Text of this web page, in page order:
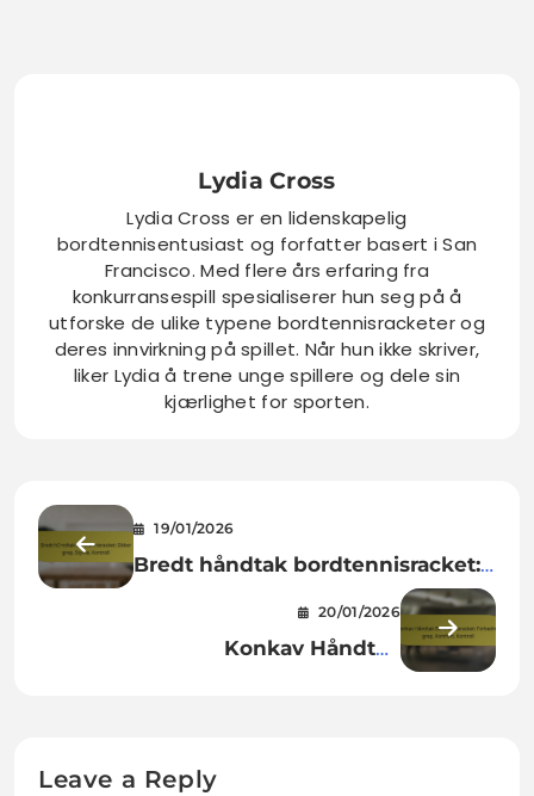
Lydia Cross
Lydia Cross er en lidenskapelig
bordtennisentusiast og forfatter basert i San
Francisco. Med flere års erfaring fra
konkurransespill spesialiserer hun seg på å
utforske de ulike typene bordtennisracketer og
deres innvirkning på spillet. Når hun ikke skriver,
liker Lydia å trene unge spillere og dele sin
kjærlighet for sporten.
19/01/2026
Bredt håndtak bordtennisracket:
Sikker grep, Styrke, Kontroll
20/01/2026
Konkav Håndtak
Leave a Reply